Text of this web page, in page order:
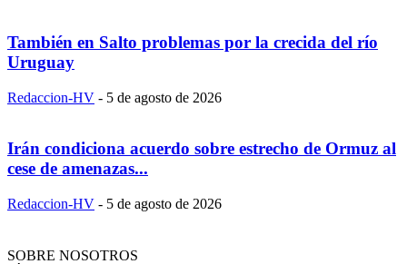
También en Salto problemas por la crecida del río
Uruguay
Redaccion-HV - 5 de agosto de 2026
Irán condiciona acuerdo sobre estrecho de Ormuz al
cese de amenazas...
Redaccion-HV - 5 de agosto de 2026
SOBRE NOSOTROS